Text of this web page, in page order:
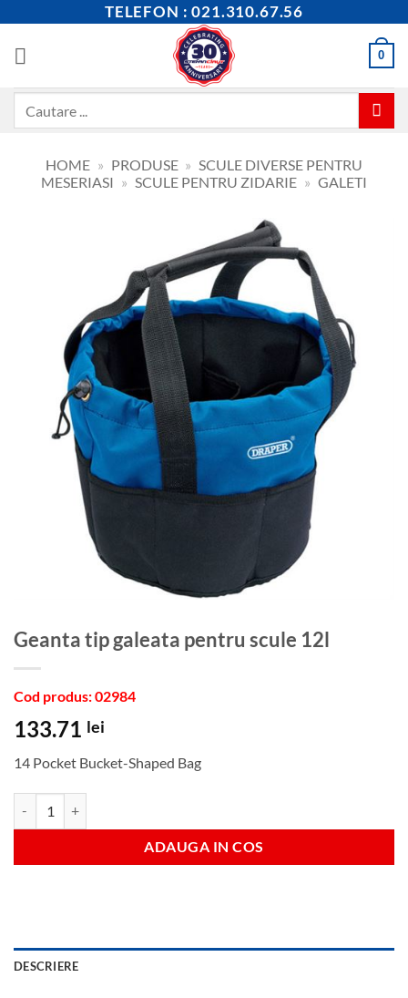
content
TELEFON : 021.310.67.56
0
HOME » PRODUSE » SCULE DIVERSE PENTRU
MESERIASI » SCULE PENTRU ZIDARIE » GALETI
Geanta tip galeata pentru scule 12l
Cod produs: 02984
133.71 lei
14 Pocket Bucket-Shaped Bag
ADAUGA IN COS
DESCRIERE